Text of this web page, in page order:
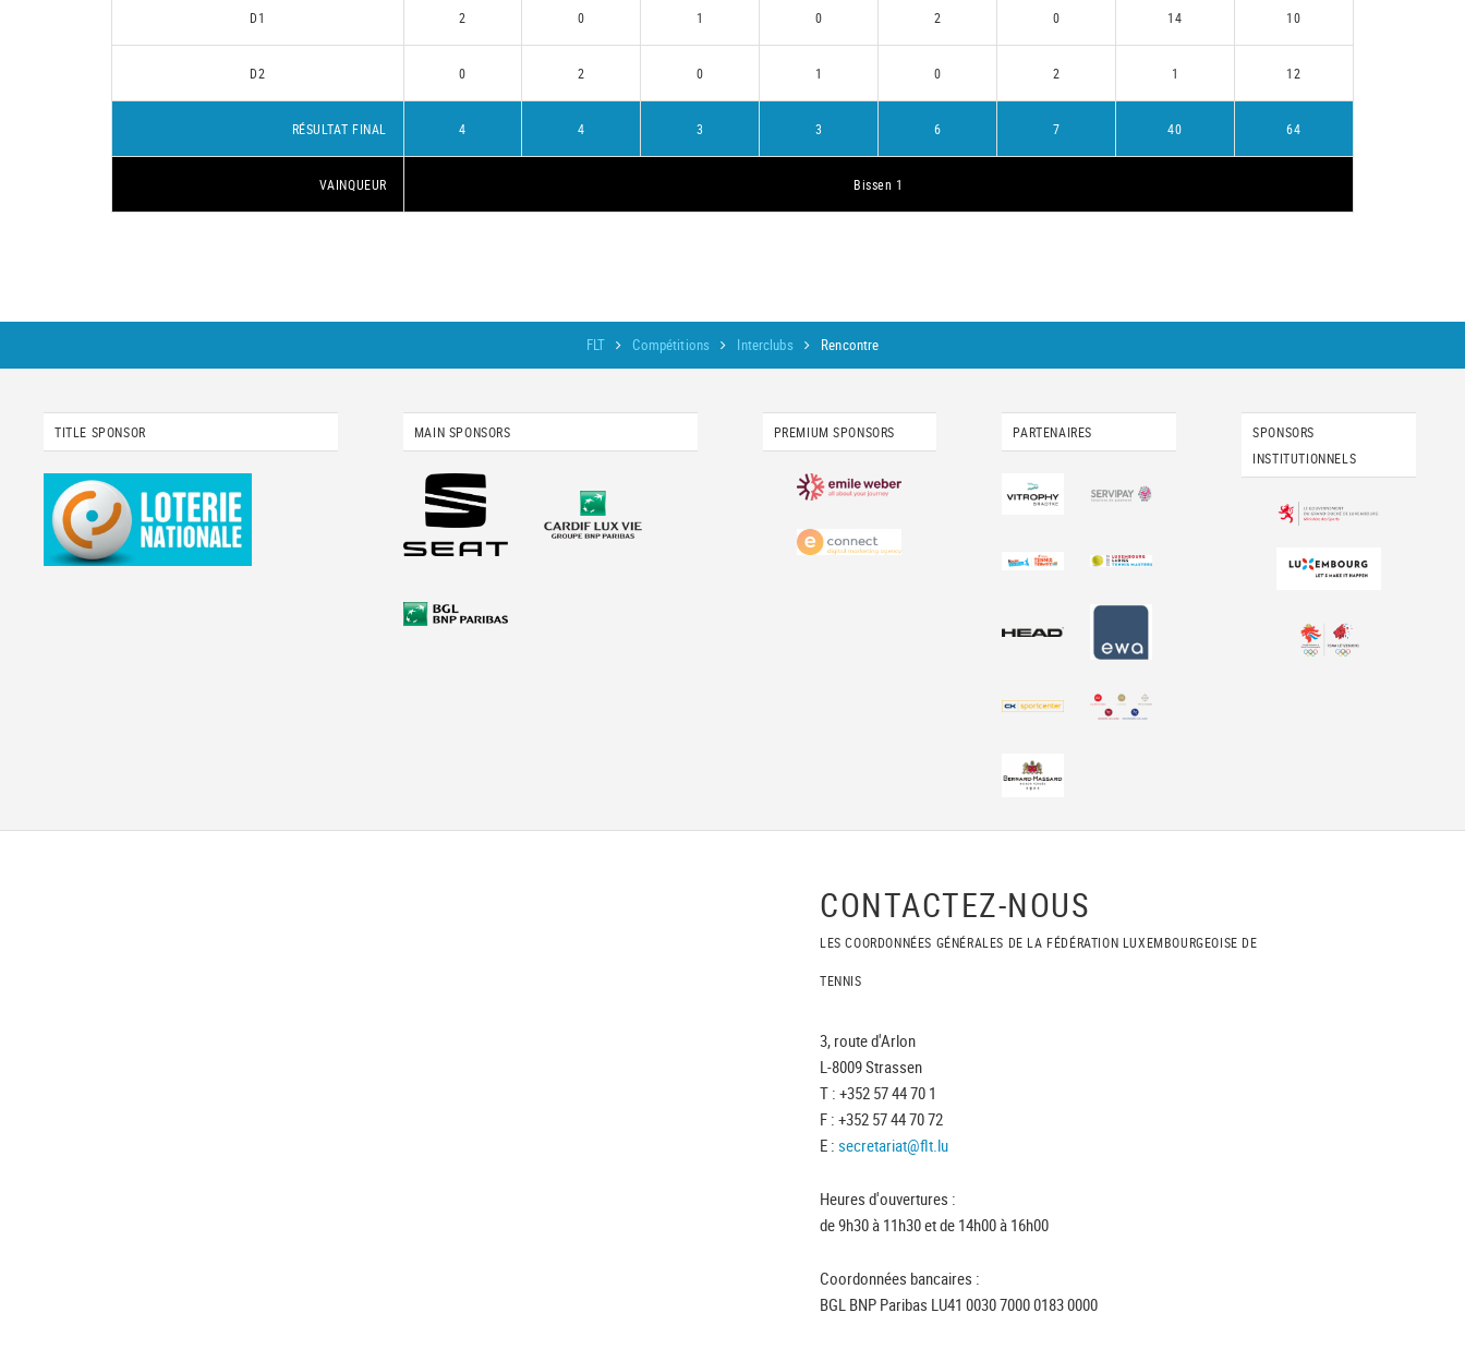
D1 2 0 1 0 2 0 14 10
D2 0 2 0 1 0 2 1 12
RÉSULTAT FINAL 4 4 3 3 6 7 40 64
VAINQUEUR Bissen 1
FLT Compétitions Interclubs Rencontre
TITLE SPONSOR MAIN SPONSORS PREMIUM SPONSORS PARTENAIRES
SPONSORS
INSTITUTIONNELS
CONTACTEZ-NOUS
LES COORDONNÉES GÉNÉRALES DE LA FÉDÉRATION LUXEMBOURGEOISE DE
TENNIS
3, route d'Arlon
L-8009 Strassen
T : +352 57 44 70 1
F : +352 57 44 70 72
E : secretariat@flt.lu
Heures d'ouvertures :
de 9h30 à 11h30 et de 14h00 à 16h00
Coordonnées bancaires :
BGL BNP Paribas LU41 0030 7000 0183 0000